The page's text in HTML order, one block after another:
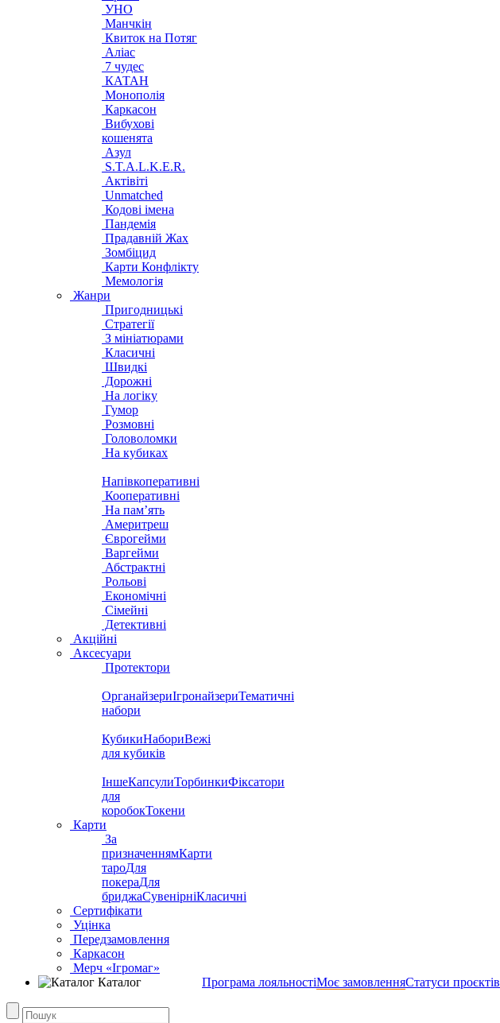
УНО
Манчкін
Квиток на Потяг
Аліас
7 чудес
КАТАН
Монополія
Каркасон
Вибухові
кошенята
Азул
S.T.A.L.K.E.R.
Актівіті
Unmatched
Кодові імена
Пандемія
Прадавній Жах
Зомбіцид
Карти Конфлікту
Мемологія
Жанри
Пригодницькі
Стратегії
З мініатюрами
Класичні
Швидкі
Дорожні
На логіку
Гумор
Розмовні
Головоломки
На кубиках
Напівкоперативні
Кооперативні
На пам’ять
Америтреш
Єврогейми
Варгейми
Абстрактні
Рольові
Економічні
Сімейні
Детективні
Акційні
Аксесуари
Протектори
ОрганайзериІгронайзериТематичні
набори
КубикиНабориВежі
для кубиків
ІншеКапсулиТорбинкиФіксатори
для
коробокТокени
Карти
За
призначеннямКарти
тароДля
покераДля
бриджаСувенірніКласичні
Сертифікати
Уцінка
Передзамовлення
Каркасон
Мерч «Ігромаг»
Каталог
Програма лояльностіМоє замовленняСтатуси проєктів